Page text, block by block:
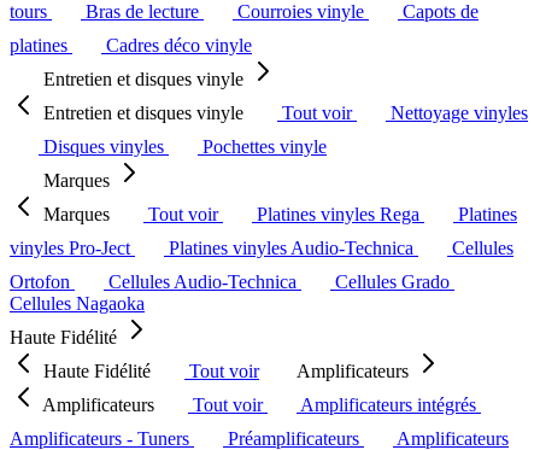
tours
Bras de lecture Courroies vinyle
Capots de
platines
Cadres déco vinyle
Entretien et disques vinyle
Entretien et disques vinyle
Tout voir
Nettoyage vinyles
Disques vinyles
Pochettes vinyle
Marques
Marques
Tout voir Platines vinyles Rega
Platines
vinyles Pro-Ject
Platines vinyles Audio-Technica
Cellules
Ortofon
Cellules Audio-Technica
Cellules Grado
Cellules Nagaoka
Haute Fidélité
Haute Fidélité
Tout voir
Amplificateurs
Amplificateurs
Tout voir
Amplificateurs intégrés
Amplificateurs - Tuners
Préamplificateurs
Amplificateurs